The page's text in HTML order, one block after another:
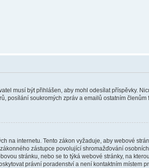
musí být přihlášen, aby mohl odesílat příspěvky.
posílání soukromých zpráv a emailů ostatním
na internetu. Tento zákon vyžaduje, aby webové
zástupce povolující shromažďování
stránku, nebo se to týká webové stránky, na
právní poradenství a není kontaktním místem